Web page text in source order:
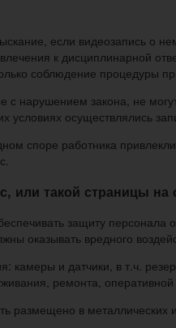
если видеозапись о
к дисциплинарной
соблюдение процедуры
с нарушением закона, не
условиях осуществлялись
споре работника
или такой страницы на
защиту
оказывать вредного
камеры и датчики, в т.ч.
ремонта,
размещено в металлических